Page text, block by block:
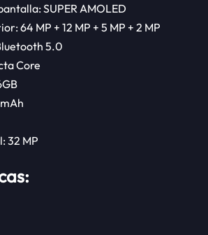
SUPER AMOLED
64 MP + 12 MP + 5 MP + 2 MP
5.0
Core
32 MP